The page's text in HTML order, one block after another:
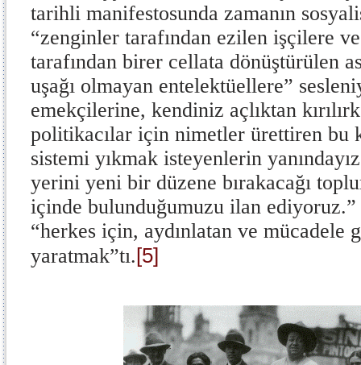
tarihli manifestosunda zamanın
“zenginler tarafından ezilen işçilere
tarafından birer cellata dönüştürülen
uşağı olmayan entelektüellere”
emekçilerine, kendiniz açlıktan
politikacılar için nimetler ürettiren bu
sistemi yıkmak isteyenlerin
yerini yeni bir düzene bırakacağı
içinde bulunduğumuzu ilan ediyoruz.”
“herkes için, aydınlatan ve mücadele
yaratmak”tı.[5]